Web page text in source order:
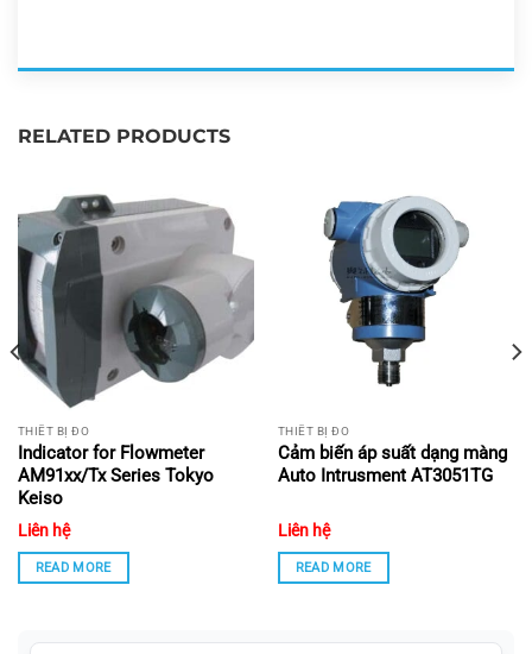
Phao nổi (SPARE PART) HN-68-HF-PH
Bộ công tắc phao điện HN-68-HF
Máy đo lưu lượng kế siêu âm Auto Instrument - TUF-
2000SF
Cảm biến lưu lượng khối - Auto Instrument
Cảm biến áp suất dạng màng Auto Intrusment
AT3051TG
RELATED PRODUCTS
THIẾT BỊ ĐO
Indicator for Flowmeter
AM91xx/Tx Series Tokyo
Keiso
Liên hệ
READ MORE
THIẾT BỊ ĐO
Cảm biến áp suất dạng màng
Auto Intrusment AT3051TG
Liên hệ
READ MORE